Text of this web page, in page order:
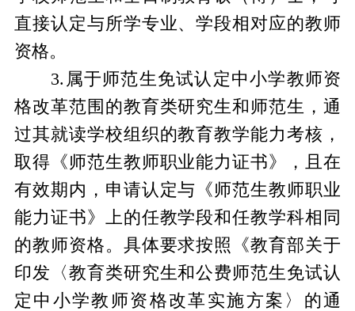
直接认定与所学专业、学段相对应的教师
资格。
3.属于师范生免试认定中小学教师资
格改革范围的教育类研究生和师范生，通
过其就读学校组织的教育教学能力考核，
取得《师范生教师职业能力证书》，且在
有效期内，申请认定与《师范生教师职业
能力证书》上的任教学段和任教学科相同
的教师资格。具体要求按照《教育部关于
印发〈教育类研究生和公费师范生免试认
定中小学教师资格改革实施方案〉的通